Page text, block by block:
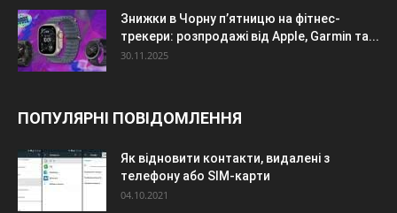
Знижки в Чорну п’ятницю на фітнес-
трекери: розпродажі від Apple, Garmin та...
30.11.2025
ПОПУЛЯРНІ ПОВІДОМЛЕННЯ
Як відновити контакти, видалені з
телефону або SIM-карти
04.10.2021